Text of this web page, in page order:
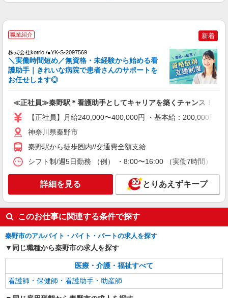
職業紹介
株式会社kotrio /●YK-S-2156527
NEW
秦野駅＊資格取得支援あり！病院の看護助手
【正社員】月給240,000〜400,000円 ・基本
給：200,000円〜220,000円 ・資格手当：10,000〜
30,000円 ・役職手当：10,000〜70,000円 ・処遇改
により変動） ・固定残業手当：20,000円（10時
間） ※固定残業時間を超過する場合には超過勤務
手当として別途支給 ・夜勤手当：10,000円/1回
（上記給与とは別に支給） 下記資格をお持ちの方
者研修 ・介護福祉士 など
横浜市神奈川区橋本町 最寄り駅：東神奈川
キープ
職業紹介
株式会社kotrio /●YK-S-2097400
NEW
鶴巻温泉駅│チーム医療の一員。未経験でも
力になれる看護助手
【正社員】月給240,000〜400,000円 ・基本
給：200,000円〜220,000円 ・資格手当：10,000〜
30,000円 ・役職手当：10,000〜70,000円 ・処遇改
善手当：20,000〜60,000円（勤続年数、保有資格
により変動） ・固定残業手当：20,000円（10時
手当として別途支給 ・夜勤手当：10,000円/1回
（上記給与とは別に支給） 下記資格をお持ちの方
歓迎 ・認知症介護基礎研修 ・初任者研修 ・実務
神奈川県秦野市
派遣社員
株式会社kotrio /●YK-H-2100851
NEW
職業紹介 新着
株式会社kotrio /●YK-S-2097569
＼実働時間短め／無資格・未経験から始める看
護助手｜きれいな病院で患者さんのサポートを
お任せします◎
≪正社員≫秦野駅＊看護助手としてキャリアを築くチャンス！
【正社員】月給240,000〜400,000円 ・基本給：200,000円
神奈川県秦野市
秦野駅から徒歩圏内//交通費全額支給
シフト制/週5日勤務 （例） ・8:00〜16:00 （実働7時間）
詳細を見る とりあえずキープ
このお仕事に関連する条件で探す
秦野市のアルバイト・バイト・パートの求人を探す
同じ職種から秦野市の求人を探す
医療・介護・福祉すべて
看護師・保健師・看護助手・助産師